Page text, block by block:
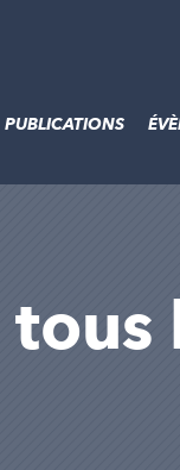
PUBLICATIONS